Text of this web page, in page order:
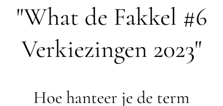
"What de Fakkel #6
Verkiezingen 2023"
Hoe hanteer je de term